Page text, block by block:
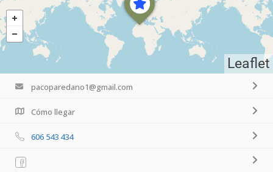
Leaflet
pacoparedano1@gmail.com
Cómo llegar
606 543 434